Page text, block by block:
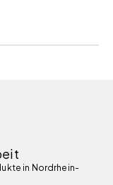
in Nordrhein-